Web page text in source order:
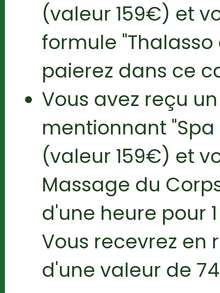
(valeur 159€) et
formule
paierez dans ce
Vous avez reçu
mentionnant "Spa
(valeur 159€) et
Massage du
d'une heure pour
Vous recevrez
d'une valeur de